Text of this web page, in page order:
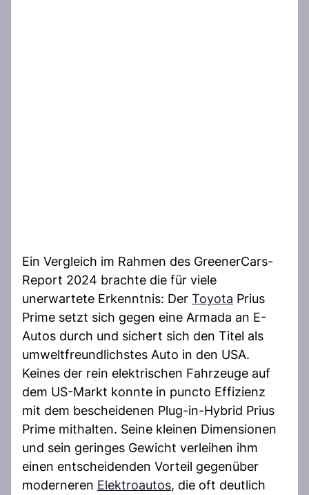
Ein Vergleich im Rahmen des GreenerCars-
Report 2024 brachte die für viele
unerwartete Erkenntnis: Der Toyota Prius
Prime setzt sich gegen eine Armada an E-
Autos durch und sichert sich den Titel als
umweltfreundlichstes Auto in den USA.
Keines der rein elektrischen Fahrzeuge auf
dem US-Markt konnte in puncto Effizienz
mit dem bescheidenen Plug-in-Hybrid Prius
Prime mithalten. Seine kleinen Dimensionen
und sein geringes Gewicht verleihen ihm
einen entscheidenden Vorteil gegenüber
moderneren Elektroautos, die oft deutlich